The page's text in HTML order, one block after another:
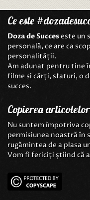
Ce este
Doza de Succeseste un
personală, ce are ca
personalității.
Am adunat pentru tine
filme și cărți, sfaturi, o
succes.
Copierea articolelor
Nu suntem împotriva
permisiunea noastră în
rugămintea de a plasa
Vom fi fericiți știind că